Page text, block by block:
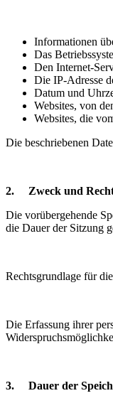
Informationen
Das
Den Internet-
Die IP-Adresse
Datum und
Websites, von
Websites, die
Die beschriebenen
2. Zweck und
Die vorübergehende
die Dauer der Sitzung
Rechtsgrundlage für
Die Erfassung ihrer
3. Dauer der